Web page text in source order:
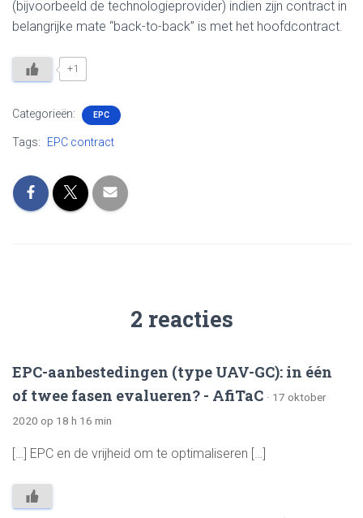
(bijvoorbeeld de technologieprovider) indien zijn contract in
belangrijke mate “back-to-back” is met het hoofdcontract.
+1
Categorieën: EPC
Tags: EPC contract
2 reacties
EPC-aanbestedingen (type UAV-GC): in één
of twee fasen evalueren? - AfiTaC · 17 oktober
2020 op 18 h 16 min
[…] EPC en de vrijheid om te optimaliseren […]